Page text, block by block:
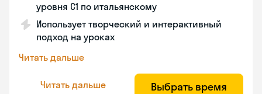
уровня С1 по итальянскому
Использует творческий и интерактивный
подход на уроках
Читать дальше
Читать дальше Выбрать время